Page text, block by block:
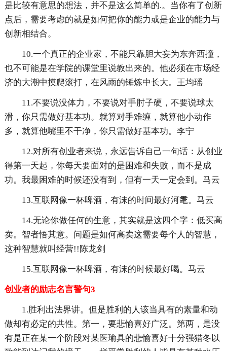
是比较有意思的想法，并不是这么简单的.。当你有了创新
点后，需要考虑的就是如何把你的能力或是企业的能力与
创新相结合。
10.一个真正的企业家，不能只靠胆大妄为东奔西撞，
也不可能是在学院的课堂里说教出来的。他必须在市场经
济的大潮中摸爬滚打，在风雨的锤炼中长大。王均瑶
11.不要说没体力，不要说对手肘子硬，不要说球太
滑，你只需做好基本功。就算对手难缠，就算他小动作
多，就算他嘴里不干净，你只需做好基本功。李宁
12.对所有创业者来说，永远告诉自己一句话：从创业
得第一天起，你每天要面对的是困难和失败，而不是成
功。我最困难的时候还没有到，但有一天一定会到。马云
13.互联网像一杯啤酒，有沫的时间最好河耄。马云
14.无论你做任何的生意，其实就是这四个字：低买高
卖。智者悟其意。问题是如何高卖这需要每个人的智慧，
这种智慧就叫经营!!陈龙剑
15.互联网像一杯啤酒，有沫的时候最好喝。马云
创业者的励志名言警句3
1.胜利出法界讲。但是胜利的人该当具有的素量和动
做却有必定的共性。第一，要悲愉喜好广泛。第两，是没
有是正在某一个阶段对某医瑜具的悲愉喜好十分强猎冬以